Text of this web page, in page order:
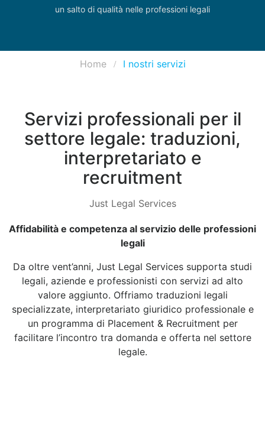
un salto di qualità nelle professioni legali
Home I nostri servizi
Servizi professionali per il
settore legale: traduzioni,
interpretariato e
recruitment
Just Legal Services
Affidabilità e competenza al servizio delle professioni
legali
Da oltre vent’anni, Just Legal Services supporta studi
legali, aziende e professionisti con servizi ad alto
valore aggiunto. Offriamo traduzioni legali
specializzate, interpretariato giuridico professionale e
un programma di Placement & Recruitment per
facilitare l’incontro tra domanda e offerta nel settore
legale.